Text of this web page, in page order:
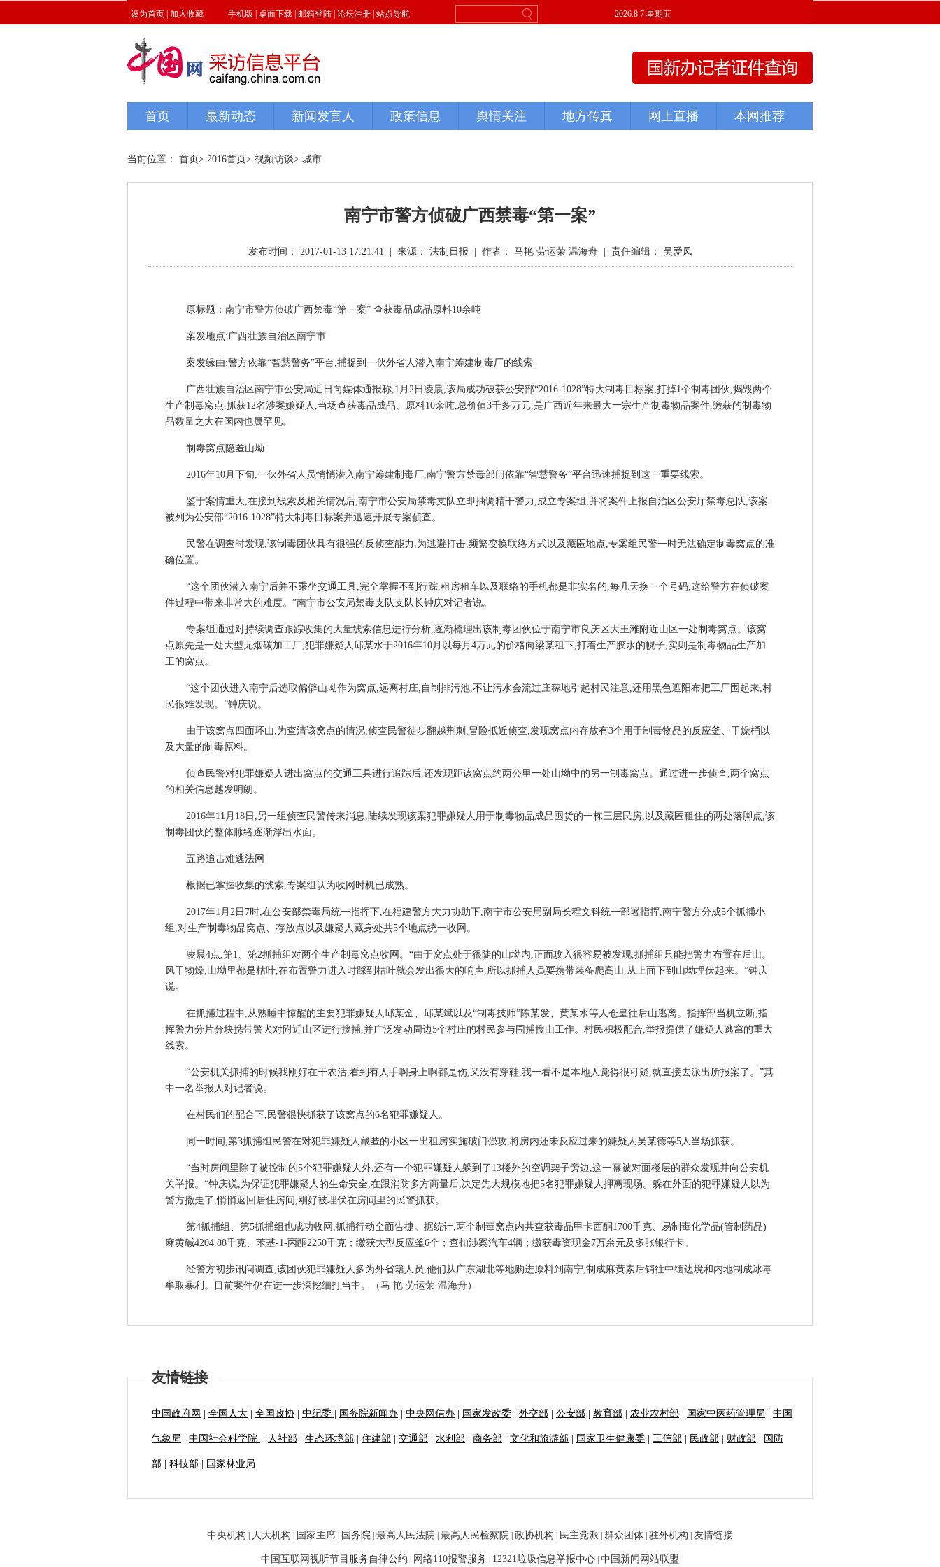
当前位置： 首页> 2016首页> 视频访谈> 城市
南宁市警方侦破广西禁毒“第一案”
发布时间： 2017-01-13 17:21:41 来源： 法制日报 作者： 马艳 劳运荣 温海舟| 责任编辑： 吴爱凤
原标题：南宁市警方侦破广西禁毒“第一案” 查获毒品成品原料10余吨
案发地点:广西壮族自治区南宁市
案发缘由:警方依靠“智慧警务”平台,捕捉到一伙外省人潜入南宁筹建制毒厂的线索
广西壮族自治区南宁市公安局近日向媒体通报称,1月2日凌晨,该局成功破获公安部“2016-1028”特大制毒目标案,打掉1个制毒团伙,捣毁两个
生产制毒窝点,抓获12名涉案嫌疑人,当场查获毒品成品、原料10余吨,总价值3千多万元,是广西近年来最大一宗生产制毒物品案件,缴获的制毒物
品数量之大在国内也属罕见。
制毒窝点隐匿山坳
2016年10月下旬,一伙外省人员悄悄潜入南宁筹建制毒厂,南宁警方禁毒部门依靠“智慧警务”平台迅速捕捉到这一重要线索。
鉴于案情重大,在接到线索及相关情况后,南宁市公安局禁毒支队立即抽调精干警力,成立专案组,并将案件上报自治区公安厅禁毒总队,该案
被列为公安部“2016-1028”特大制毒目标案并迅速开展专案侦查。
民警在调查时发现,该制毒团伙具有很强的反侦查能力,为逃避打击,频繁变换联络方式以及藏匿地点,专案组民警一时无法确定制毒窝点的准
确位置。
“这个团伙潜入南宁后并不乘坐交通工具,完全掌握不到行踪,租房租车以及联络的手机都是非实名的,每几天换一个号码,这给警方在侦破案
件过程中带来非常大的难度。”南宁市公安局禁毒支队支队长钟庆对记者说。
专案组通过对持续调查跟踪收集的大量线索信息进行分析,逐渐梳理出该制毒团伙位于南宁市良庆区大王滩附近山区一处制毒窝点。该窝
点原先是一处大型无烟碳加工厂,犯罪嫌疑人邱某水于2016年10月以每月4万元的价格向梁某租下,打着生产胶水的幌子,实则是制毒物品生产加
工的窝点。
“这个团伙进入南宁后选取偏僻山坳作为窝点,远离村庄,自制排污池,不让污水会流过庄稼地引起村民注意,还用黑色遮阳布把工厂围起来,村
民很难发现。”钟庆说。
由于该窝点四面环山,为查清该窝点的情况,侦查民警徒步翻越荆刺,冒险抵近侦查,发现窝点内存放有3个用于制毒物品的反应釜、干燥桶以
及大量的制毒原料。
侦查民警对犯罪嫌疑人进出窝点的交通工具进行追踪后,还发现距该窝点约两公里一处山坳中的另一制毒窝点。通过进一步侦查,两个窝点
的相关信息越发明朗。
2016年11月18日,另一组侦查民警传来消息,陆续发现该案犯罪嫌疑人用于制毒物品成品囤货的一栋三层民房,以及藏匿租住的两处落脚点,该
制毒团伙的整体脉络逐渐浮出水面。
五路追击难逃法网
根据已掌握收集的线索,专案组认为收网时机已成熟。
2017年1月2日7时,在公安部禁毒局统一指挥下,在福建警方大力协助下,南宁市公安局副局长程文科统一部署指挥,南宁警方分成5个抓捕小
组,对生产制毒物品窝点、存放点以及嫌疑人藏身处共5个地点统一收网。
凌晨4点,第1、第2抓捕组对两个生产制毒窝点收网。“由于窝点处于很陡的山坳内,正面攻入很容易被发现,抓捕组只能把警力布置在后山。
风干物燥,山坳里都是枯叶,在布置警力进入时踩到枯叶就会发出很大的响声,所以抓捕人员要携带装备爬高山,从上面下到山坳埋伏起来。”钟庆
说。
在抓捕过程中,从熟睡中惊醒的主要犯罪嫌疑人邱某金、邱某斌以及“制毒技师”陈某发、黄某水等人仓皇往后山逃离。指挥部当机立断,指
挥警力分片分块携带警犬对附近山区进行搜捕,并广泛发动周边5个村庄的村民参与围捕搜山工作。村民积极配合,举报提供了嫌疑人逃窜的重大
线索。
“公安机关抓捕的时候我刚好在干农活,看到有人手啊身上啊都是伤,又没有穿鞋,我一看不是本地人觉得很可疑,就直接去派出所报案了。”其
中一名举报人对记者说。
在村民们的配合下,民警很快抓获了该窝点的6名犯罪嫌疑人。
同一时间,第3抓捕组民警在对犯罪嫌疑人藏匿的小区一出租房实施破门强攻,将房内还未反应过来的嫌疑人吴某德等5人当场抓获。
“当时房间里除了被控制的5个犯罪嫌疑人外,还有一个犯罪嫌疑人躲到了13楼外的空调架子旁边,这一幕被对面楼层的群众发现并向公安机
关举报。“钟庆说,为保证犯罪嫌疑人的生命安全,在跟消防多方商量后,决定先大规模地把5名犯罪嫌疑人押离现场。躲在外面的犯罪嫌疑人以为
警方撤走了,悄悄返回居住房间,刚好被埋伏在房间里的民警抓获。
第4抓捕组、第5抓捕组也成功收网,抓捕行动全面告捷。据统计,两个制毒窝点内共查获毒品甲卡西酮1700千克、易制毒化学品(管制药品)
麻黄碱4204.88千克、苯基-1-丙酮2250千克；缴获大型反应釜6个；查扣涉案汽车4辆；缴获毒资现金7万余元及多张银行卡。
经警方初步讯问调查,该团伙犯罪嫌疑人多为外省籍人员,他们从广东湖北等地购进原料到南宁,制成麻黄素后销往中缅边境和内地制成冰毒
牟取暴利。目前案件仍在进一步深挖细打当中。（马 艳 劳运荣 温海舟）